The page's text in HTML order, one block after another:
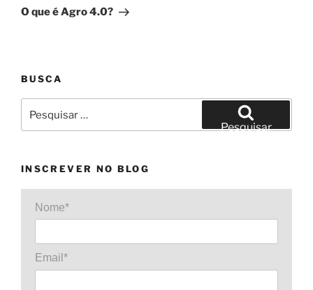
post
O que é Agro 4.0?
BUSCA
por:
Pesquisar
INSCREVER NO BLOG
Nome*
Email*